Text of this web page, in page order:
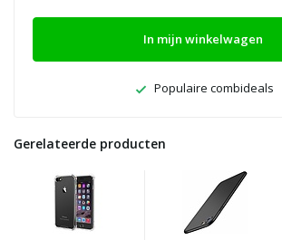
In mijn winkelwagen
Populaire combideals
Gerelateerde producten